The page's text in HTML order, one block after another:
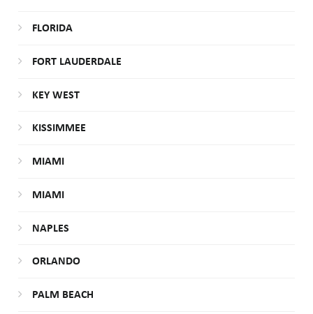
FLORIDA
FORT LAUDERDALE
KEY WEST
KISSIMMEE
MIAMI
MIAMI
NAPLES
ORLANDO
PALM BEACH